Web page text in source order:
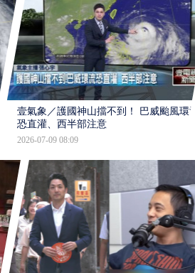
壹氣象／護國神山擋不到！ 巴威颱風環流
恐直灌、西半部注意
2026-07-09 08:09